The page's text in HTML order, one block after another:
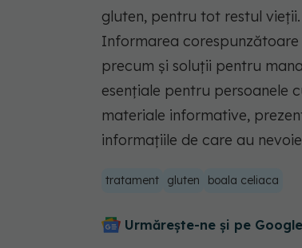
gluten, pentru tot restul vieții.
Informarea
precum și soluții pentru
esențiale pentru persoanele
materiale informative,
informațiile de care au nevoie
tratament gluten boala celiaca
Urmărește-ne și pe